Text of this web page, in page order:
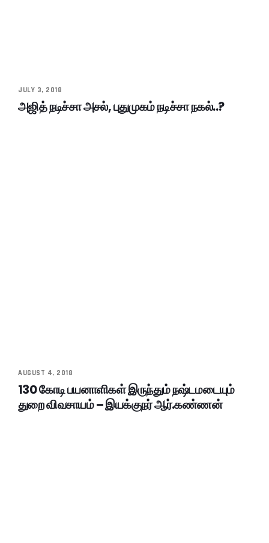
JULY 3, 2018
அஜித் நடிச்சா அசல், புதுமுகம் நடிச்சா நகல்..?
AUGUST 4, 2018
130 கோடி பயனாளிகள் இருந்தும் நஷ்டமடையும்
துறை விவசாயம் – இயக்குநர் ஆர்.கண்ணன்